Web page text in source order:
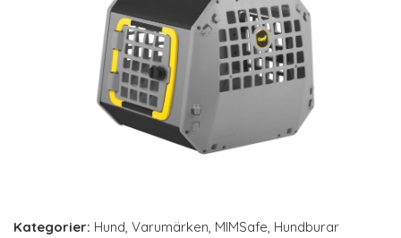
Kategorier: Hund Varumärken MIMSafe Hundburar